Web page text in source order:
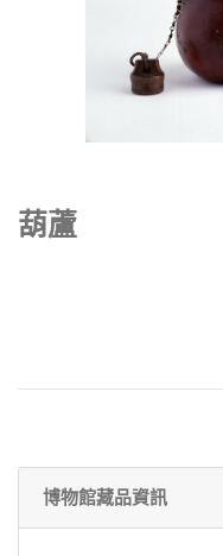
葫蘆
博物館藏品資訊